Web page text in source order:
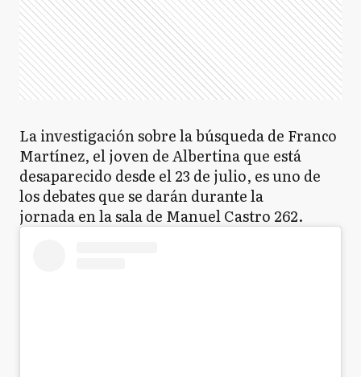
La investigación sobre la búsqueda de Franco
Martínez, el joven de Albertina que está
desaparecido desde el 23 de julio, es uno de
los debates que se darán durante la
jornada en la sala de Manuel Castro 262.